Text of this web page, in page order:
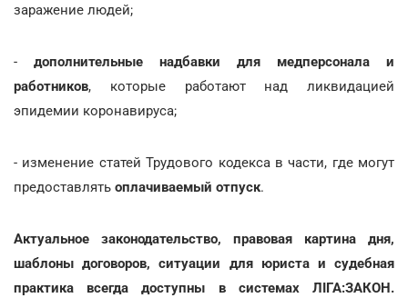
заражение людей;
- дополнительные надбавки для медперсонала и
работников, которые работают над ликвидацией
эпидемии коронавируса;
- изменение статей Трудового кодекса в части, где могут
предоставлять оплачиваемый отпуск.
Актуальное законодательство, правовая картина дня,
шаблоны договоров, ситуации для юриста и судебная
практика всегда доступны в системах ЛІГА:ЗАКОН.